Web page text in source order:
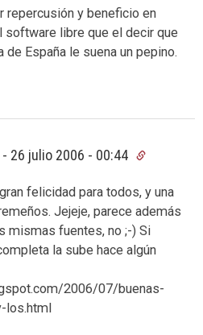
repercusión y beneficio en
software libre que el decir que
España le suena un pepino.
- 26 julio 2006 - 00:44
felicidad para todos, y una
Jejeje, parece además
mismas fuentes, no ;-) Si
la sube hace algún
2006/07/buenas-
los.html